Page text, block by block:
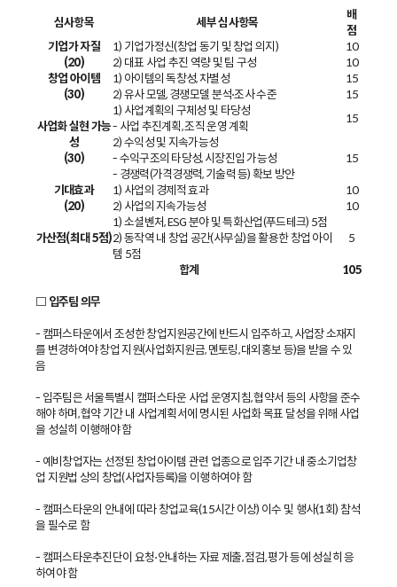
심사항목 세부 심사항목
배
점
기업가 자질
(20)
1) 기업가정신(창업 동기 및 창업 의지)
10
2) 대표 사업 추진 역량 및 팀 구성
10
창업 아이템
(30)
1) 아이템의 독창성, 차별성
15
2) 유사 모델, 경쟁모델 분석⋅조사 수준
15
사업화 실현 가능
성
(30)
1) 사업계획의 구체성 및 타당성
- 사업 추진계획, 조직 운영 계획
15
2) 수익성 및 지속가능성
- 수익구조의 타당성, 시장진입 가능성
- 경쟁력(가격경쟁력, 기술력 등) 확보 방안
15
기대효과
(20)
1) 사업의 경제적 효과
10
2) 사업의 지속가능성
10
가산점(최대 5점)
1) 소셜벤처, ESG 분야 및 특화산업(푸드테크) 5점
2) 동작역 내 창업 공간(사무실)을 활용한 창업 아이
템 5점
5
합계 105
□ 입주팀 의무
- 캠퍼스타운에서 조성한 창업지원공간에 반드시 입주하고, 사업장 소재지
를 변경하여야 창업 지원(사업화지원금, 멘토링, 대외홍보 등)을 받을 수 있
음
- 입주팀은 서울특별시 캠퍼스타운 사업 운영지침, 협약서 등의 사항을 준수
해야 하며, 협약 기간 내 사업계획서에 명시된 사업화 목표 달성을 위해 사업
을 성실히 이행해야 함
- 예비창업자는 선정된 창업아이템 관련 업종으로 입주기간 내 중소기업창
업 지원법 상의 창업(사업자등록)을 이행하여야 함
- 캠퍼스타운의 안내에 따라 창업교육(15시간 이상) 이수 및 행사(1회) 참석
을 필수로 함
- 캠퍼스타운추진단이 요청⋅안내하는 자료 제출, 점검, 평가 등에 성실히 응
하여야 함